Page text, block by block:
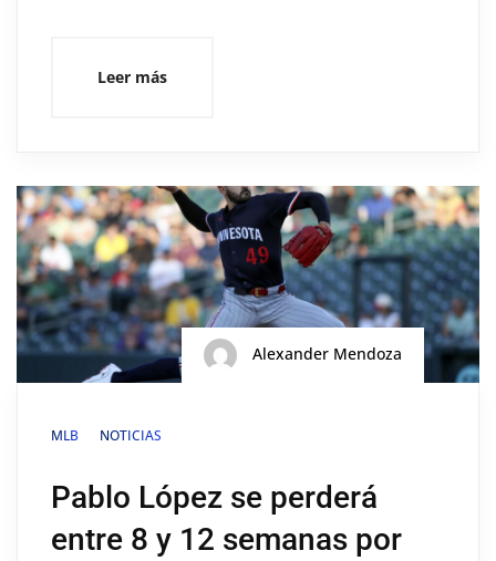
Leer más
Alexander Mendoza
MLB NOTICIAS
Pablo López se perderá
entre 8 y 12 semanas por